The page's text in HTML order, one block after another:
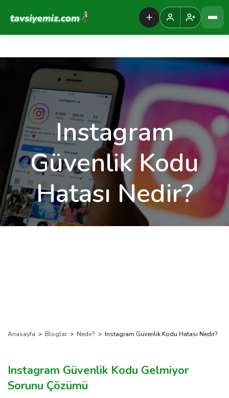
Tavsiyemiz Anasayfa
Instagram
Güvenlik Kodu
Hatası Nedir?
Anasayfa > Bloglar > Nedir? > Instagram Güvenlik Kodu Hatası Nedir?
Instagram Güvenlik Kodu Gelmiyor
Sorunu Çözümü